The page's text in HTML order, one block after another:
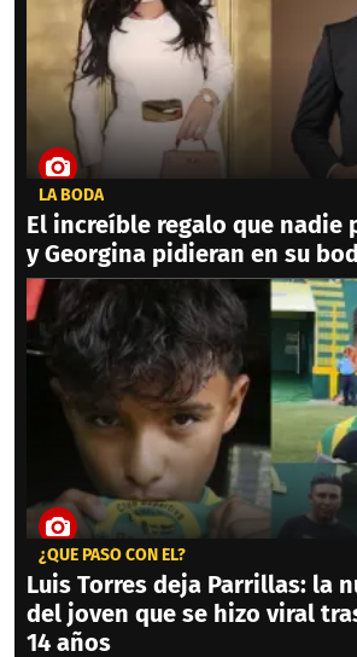
LA BODA
El increíble regalo que nadie
y Georgina pidieran en su
¿QUÉ PASÓ CON ÉL?
Luis Torres deja Parrillas: la
del joven que se hizo viral
14 años